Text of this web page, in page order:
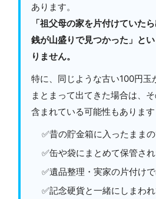
あります。
「祖父母の家を片付けていた
銭が山盛りで見つかった」と
りません。
特に、同じような古い100円玉
まとまって出てきた場合は、
含まれている可能性もあります
✅昔の貯金箱に入ったまま
✅缶や袋にまとめて保管さ
✅遺品整理・実家の片付け
✅記念硬貨と一緒にしまわ